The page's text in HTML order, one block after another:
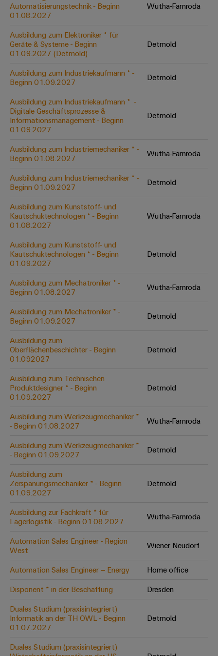
Verbindungslösungen
für
Konventionelle
Energieerzeugung
Zukunftssicherheit
für
bewährte
Maschinenbau
Lösungen
für
verschiedene
Segmente
der
und
Fabrikautomation
Öl
&
Sicherer
Betrieb
mit
Lösungen
für
Prozessindustrie
Mehr
Ressourceneffizienz
durch
Schaltschrankbau
Lösungen
die
Herausforderungen
Schaltschrankbau
Moderne
und
digitale
für
klimafreundliche
im
Schiffbau
Verbindungslösungen
die
maritime
Industrie
Wasseraufbereitung
Systeme
Lösungen
Dezentrale
Automatisierung
Lösungen
IIoT
&
Automation
Software
Industrial
Industrial
Automation
Industrial
IoT
Industrial
Security
Industrial
Service
Platform
easyConnect
Regler
Gerätehersteller
Leiterplattensteckverbinder
&
PCB
Services
Equipment
(OEM)
Elektronikgehäuse
Blitz-
und
Überspannungsschutz
PV
Feldbusverteiler
Automatisierung
&
Software
I/O-
Systeme
Industrial
Ethernet
Touch-
Panels
Engineering-
Visualisierungstools
Energiemessung
und
Smart
Metering
Weidmüller
AI
Access
&
Services
Industrial
Platform
easyConnect
Werkstatt
&
Technischer
Support
Umweltbezogene
Produktkonformität
Engineering
Daten
Technische
Produktkataloge
Reparatur
und
Ersatzteile
Trainings
Webinare
PSIRT
Digitale
Bestellmöglichkeiten
eShop
OCI-
EDI-
Schnittstelle
ALLE
SERVICES
Pressekontakt
Unsere
IIoT
and
Partner
Netzwerk
IIoT
Automation
Solution
finden
Solution
Partner
-
Systemintegratoren
Messen
&
Globale
Messen
&
Events
Offene
Ausbildungs-
und
Studienplätze
Aktuelle
Termine
Workshops
für
Schulklassen
Stellenbörse
Entwicklung
Karriere auf
neues
Distribution
Automatisierungstechnik - Beginn
01.08.2027
Wutha-Farnroda
Ausbildung zum Elektroniker * für
Geräte & Systeme - Beginn
01.09.2027 (Detmold)
Detmold
Ausbildung zum Industriekaufmann * -
Beginn 01.09.2027
Detmold
Ausbildung zum Industriekaufmann * ​ -
Digitale Geschäftsprozesse &
Informationsmanagement - Beginn
01.09.2027
Detmold
Ausbildung zum Industriemechaniker * -
Beginn 01.08.2027
Wutha-Farnroda
Ausbildung zum Industriemechaniker * -
Beginn 01.09.2027
Detmold
Ausbildung zum Kunststoff- und
Kautschuktechnologen * - Beginn
01.08.2027
Wutha-Farnroda
Ausbildung zum Kunststoff- und
Kautschuktechnologen * - Beginn
01.09.2027
Detmold
Ausbildung zum Mechatroniker * -
Beginn 01.08.2027
Wutha-Farnroda
Ausbildung zum Mechatroniker * -
Beginn 01.09.2027
Detmold
Ausbildung zum
Oberflächenbeschichter - Beginn
01.092027
Detmold
Ausbildung zum Technischen
Produktdesigner * - Beginn
01.09.2027
Detmold
Ausbildung zum Werkzeugmechaniker *
- Beginn 01.08.2027
Wutha-Farnroda
Ausbildung zum Werkzeugmechaniker *
- Beginn 01.09.2027
Detmold
Ausbildung zum
Zerspanungsmechaniker * - Beginn
01.09.2027
Detmold
Ausbildung zur Fachkraft * für
Lagerlogistik - Beginn 01.08.2027
Wutha-Farnroda
Automation Sales Engineer - Region
West
Wiener Neudorf
Automation Sales Engineer – Energy
Home office
Disponent * in der Beschaffung
Dresden
Duales Studium (praxisintegriert)
Informatik an der TH OWL - Beginn
01.07.2027
Detmold
Duales Studium (praxisintegriert)